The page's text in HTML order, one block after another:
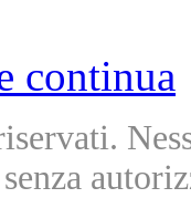
continua
senza